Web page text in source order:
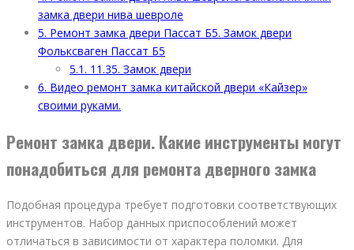
замка двери нива шевроле
5. Ремонт замка двери Пассат Б5. Замок двери
Фольксваген Пассат Б5
5.1. 11.35. Замок двери
6. Видео ремонт замка китайской двери «Кайзер»
своими руками.
Ремонт замка двери. Какие инструменты могут
понадобиться для ремонта дверного замка
Подобная процедура требует подготовки соответствующих
инструментов. Набор данных приспособлений может
отличаться в зависимости от характера поломки. Для